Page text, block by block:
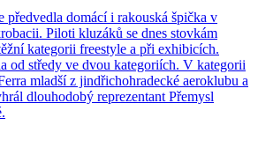
předvedla domácí i rakouská špička v
Piloti kluzáků se dnes stovkám
kategorii freestyle a při exhibicích.
od středy ve dvou kategoriích. V kategorii
mladší z jindřichohradecké aeroklubu a
dlouhodobý reprezentant Přemysl